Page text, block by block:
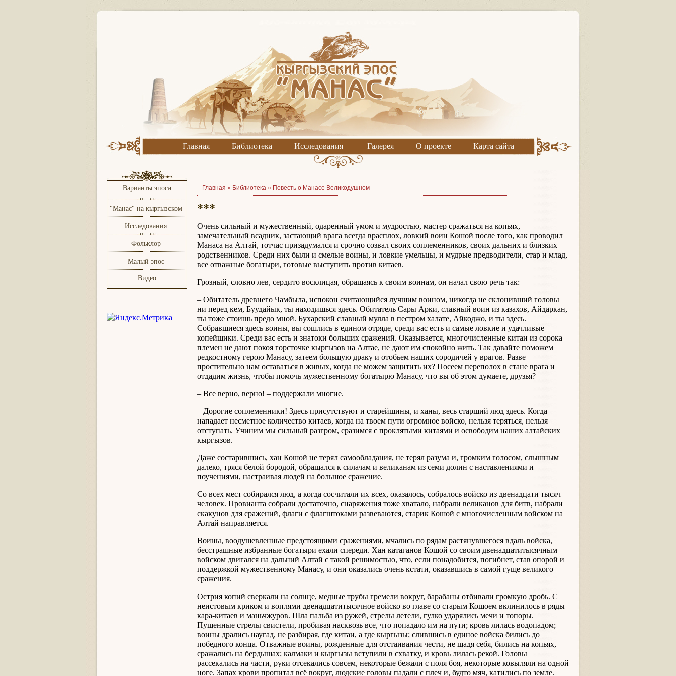
Главная Библиотека Исследования Галерея О проекте Карта сайта
Варианты эпоса
"Манас" на кыргызском
Исследования
Фольклор
Малый эпос
Видео
Главная » Библиотека » Повесть о Манасе Великодушном
***
Очень сильный и мужественный, одаренный умом и мудростью, мастер сражаться на копьях,
замечательный всадник, застающий врага всегда врасплох, ловкий воин Кошой после того, как проводил
Манаса на Алтай, тотчас призадумался и срочно созвал своих соплеменников, своих дальних и близких
родственников. Среди них были и смелые воины, и ловкие умельцы, и мудрые предводители, стар и млад,
все отважные богатыри, готовые выступить против китаев.
Грозный, словно лев, сердито восклицая, обращаясь к своим воинам, он начал свою речь так:
– Обитатель древнего Чамбыла, испокон считающийся лучшим воином, никогда не склонивший головы
ни перед кем, Буудайык, ты находишься здесь. Обитатель Сары Арки, славный воин из казахов, Айдаркан,
ты тоже стоишь предо мной. Бухарский славный мулла в пестром халате, Айкоджо, и ты здесь.
Собравшиеся здесь воины, вы сошлись в едином отряде, среди вас есть и самые ловкие и удачливые
копейщики. Среди вас есть и знатоки больших сражений. Оказывается, многочисленные китаи из сорока
племен не дают покоя горсточке кыргызов на Алтае, не дают им спокойно жить. Так давайте поможем
редкостному герою Манасу, затеем большую драку и отобьем наших сородичей у врагов. Разве
простительно нам оставаться в живых, когда не можем защитить их? Посеем переполох в стане врага и
отдадим жизнь, чтобы помочь мужественному богатырю Манасу, что вы об этом думаете, друзья?
– Все верно, верно! – поддержали многие.
– Дорогие соплеменники! Здесь присутствуют и старейшины, и ханы, весь старший люд здесь. Когда
нападает несметное количество китаев, когда на твоем пути огромное войско, нельзя теряться, нельзя
отступать. Учиним мы сильный разгром, сразимся с проклятыми китаями и освободим наших алтайских
кыргызов.
Даже состарившись, хан Кошой не терял самообладания, не терял разума и, громким голосом, слышным
далеко, тряся белой бородой, обращался к силачам и великанам из семи долин с наставлениями и
поучениями, настраивая людей на большое сражение.
Со всех мест собирался люд, а когда сосчитали их всех, оказалось, собралось войско из двенадцати тысяч
человек. Провианта собрали достаточно, снаряжения тоже хватало, набрали великанов для битв, набрали
скакунов для сражений, флаги с флагштоками развеваются, старик Кошой с многочисленным войском на
Алтай направляется.
Воины, воодушевленные предстоящими сражениями, мчались по рядам растянувшегося вдаль войска,
бесстрашные избранные богатыри ехали спереди. Хан катаганов Кошой со своим двенадцатитысячным
войском двигался на дальний Алтай с такой решимостью, что, если понадобится, погибнет, став опорой и
поддержкой мужественному Манасу, и они оказались очень кстати, оказавшись в самой гуще великого
сражения.
Острия копий сверкали на солнце, медные трубы гремели вокруг, барабаны отбивали громкую дробь. С
неистовым криком и воплями двенадцатитысячное войско во главе со старым Кошоем вклинилось в ряды
кара-китаев и маньчжуров. Шла пальба из ружей, стрелы летели, гулко ударялись мечи и топоры.
Пущенные стрелы свистели, пробивая насквозь все, что попадало им на пути; кровь лилась водопадом;
воины дрались наугад, не разбирая, где китаи, а где кыргызы; слившись в единое войска бились до
победного конца. Отважные воины, рожденные для отстаивания чести, не щадя себя, бились на копьях,
сражались на бердышах; калмаки и кыргызы вступили в схватку, и кровь лилась рекой. Головы
рассекались на части, руки отсекались совсем, некоторые бежали с поля боя, некоторые ковыляли на одной
ноге. Запах крови пропитал всё вокруг, людские головы падали с плеч и, будто мяч, катились по земле.